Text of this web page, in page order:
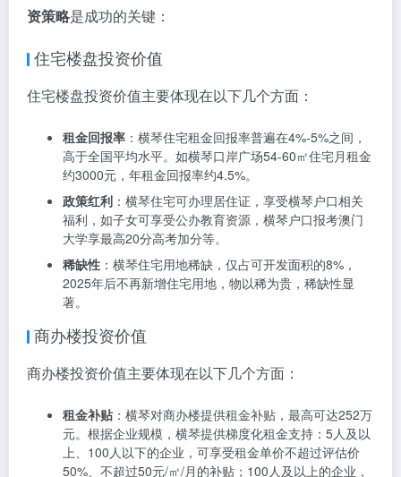
投资有限公司开发，总建筑面积约17.5万㎡，产权年限
珠江国际金融中心
126,800㎡，是横琴金融岛的重要组成部分，为高端人才
六、横琴楼盘投资价值分析：商办楼与住
宅的差异化投资策略
横琴楼盘投资价值分析显示，商办楼与住宅的差异化投
资策略是成功的关键：
住宅楼盘投资价值
：横琴住宅租金回报率普遍在4%-5%之间，
高于全国平均水平。如横琴口岸广场54-60㎡住宅月租金
政策红利 ：横琴住宅可办理居住证，享受横琴户口相关
福利，如子女可享受公办教育资源，横琴户口报考澳门
大学享最高20分高考加分等。